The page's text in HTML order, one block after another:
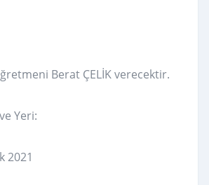
Berat ÇELİK verecektir.
Yeri:
2021